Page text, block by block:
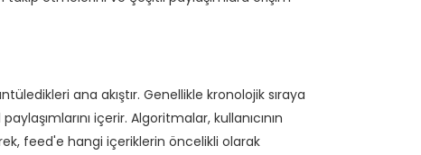
ana akıştır. Genellikle kronolojik sıraya
içerir. Algoritmalar, kullanıcının
feed'e hangi içeriklerin öncelikli olarak